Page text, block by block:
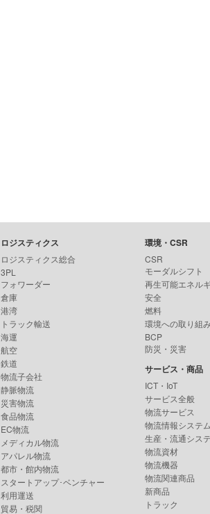
ロジスティクス
ロジスティクス総合
3PL
フォワーダー
倉庫
港湾
トラック輸送
海運
航空
鉄道
物流子会社
静脈物流
災害物流
食品物流
EC物流
メディカル物流
アパレル物流
都市・館内物流
スタートアップ･ベンチャー
利用運送
貿易・税関
環境・CSR
CSR
モーダルシフト
再生可能エネル
安全
燃料
環境への取り組
BCP
防災・災害
サービス・商品
ICT・IoT
サービス全般
物流サービス
物流情報システム
生産・流通シス
物流資材
物流機器
物流関連商品
新商品
トラック